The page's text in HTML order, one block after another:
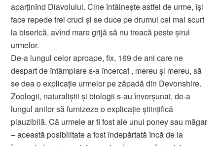
aparţinînd Diavolului. Cine întâlneşte astfel de urme, îşi
face repede trei cruci şi se duce pe drumul cel mai scurt
la biserică, avînd mare grijă să nu treacă peste şirul
urmelor.
De-a lungul celor aproape, fix, 169 de ani care ne
despart de întâmplare s-a încercat , mereu şi mereu, să
se dea o explicaţie urmelor pe zăpadă din Devonshire.
Zoologii, naturaliştii şi biologii s-au înverşunat, de-a
lungul anilor să furnizeze o explicaţie ştiinţifică
plauzibilă. Că urmele ar fi fost ale unui poney sau măgar
– această posibilitate a fost îndepărtată încă de la